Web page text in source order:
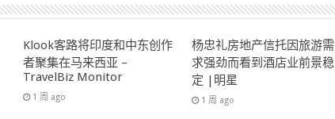
Klook客路将印度和中东创作
者聚集在马来西亚 –
TravelBiz Monitor
1 周 ago
杨忠礼房地产信托因旅游需
求强劲而看到酒店业前景稳
定 |明星
1 周 ago